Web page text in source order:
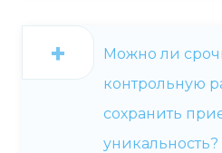
Можно ли
контрольную
сохранить
уникальность?